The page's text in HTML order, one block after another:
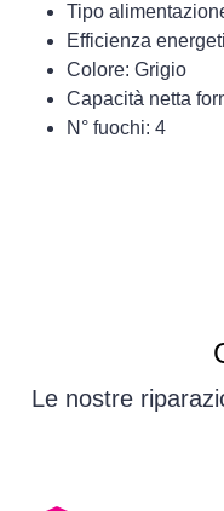
Tipo
Efficienza
Colore: Grigio
Capacità netta
N° fuochi: 4
Le nostre